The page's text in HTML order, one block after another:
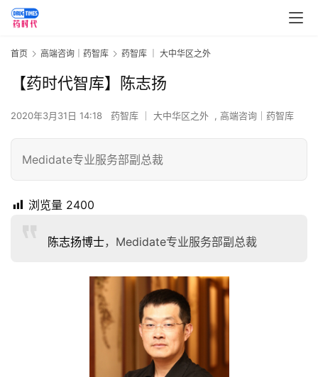
首页 高端咨询｜药智库 药智库 ｜ 大中华区之外
【药时代智库】陈志扬
2020年3月31日 14:18 药智库 ｜ 大中华区之外 , 高端咨询｜药智库
Medidate专业服务部副总裁
浏览量 2400
陈志扬博士，Medidate专业服务部副总裁